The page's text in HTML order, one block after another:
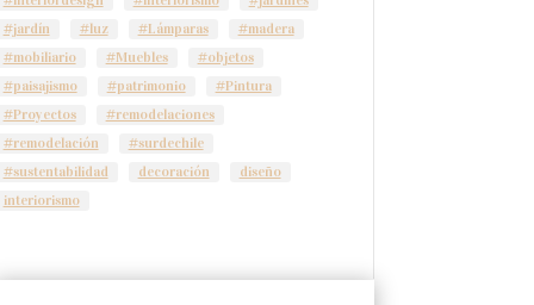
#jardín
#luz #Lámparas
#madera
#mobiliario
#Muebles
#objetos
#paisajismo
#patrimonio
#Pintura
#Proyectos
#remodelaciones
#remodelación
#surdechile
#sustentabilidad
decoración
diseño
interiorismo